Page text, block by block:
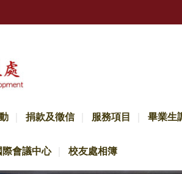
捐款及徵信 服務項目 畢業生
際會議中心 校友處相簿